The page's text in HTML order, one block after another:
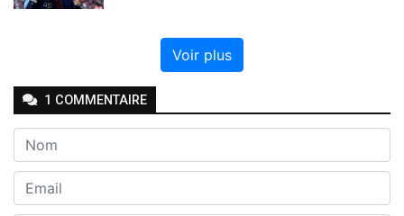
Voir plus
1 COMMENTAIRE